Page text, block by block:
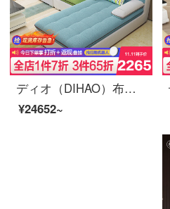
ディオ（DIHAO）布芸ソファーリビングソファは、現代の大小の部屋の組み合わせソファのダブルスペース+貴妃
¥24652~